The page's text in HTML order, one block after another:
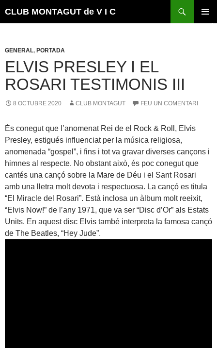
CLUB MONTAGUT de V I C
GENERAL, PORTADA
ELVIS PRESLEY I EL
ROSARI TESTIMONIS III
8 OCTUBRE 2020 CLUB MONTAGUT FEU UN COMENTARI
És conegut que l’anomenat Rei de el Rock & Roll, Elvis
Presley, estigués influenciat per la música religiosa,
anomenada “gospel”, i fins i tot va gravar diverses cançons i
himnes al respecte. No obstant això, és poc conegut que
cantés una cançó sobre la Mare de Déu i el Sant Rosari
amb una lletra molt devota i respectuosa. La cançó es titula
“El Miracle del Rosari”. Està inclosa un àlbum molt reeixit,
“Elvis Now!” de l’any 1971, que va ser “Disc d’Or” als Estats
Units. En aquest disc Elvis també interpreta la famosa cançó
de The Beatles, “Hey Jude”.